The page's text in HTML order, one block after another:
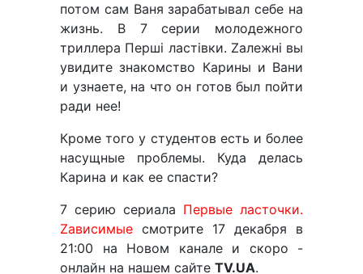
потом сам Ваня зарабатывал себе на
жизнь. В 7 серии молодежного
триллера Перші ластівки. Zалежні вы
увидите знакомство Карины и Вани
и узнаете, на что он готов был пойти
ради нее!
Кроме того у студентов есть и более
насущные проблемы. Куда делась
Карина и как ее спасти?
7 серию сериала Первые ласточки.
Zависимые смотрите 17 декабря в
21:00 на Новом канале и скоро -
онлайн на нашем сайте TV.UA.